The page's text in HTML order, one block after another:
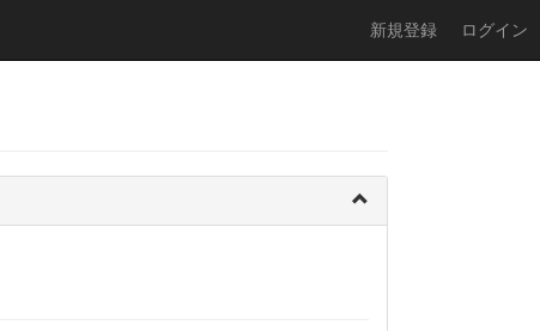
新規登録 ログイン